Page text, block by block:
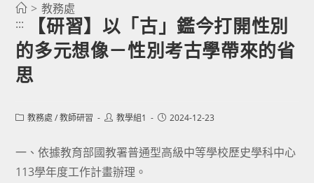
> 教務處
:::
【研習】以「古」鑑今打開性別
的多元想像－性別考古學帶來的省
思
Post教務處 / 教師研習
Post教學組1
Post2024-12-23
一、依據教育部國教署普通型高級中等學校歷史學科中心
113學年度工作計畫辦理。